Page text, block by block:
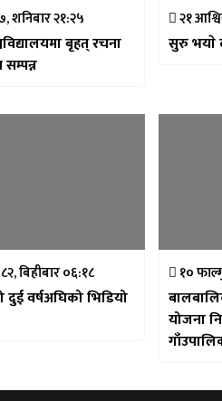
शनिबार २१:२५
बृहत् रचना
२१
सुरु भयाे
बिहीबार ०६:१८
दुई वर्षअघिको भिडियो
१०
योजना